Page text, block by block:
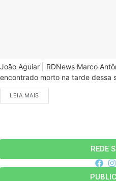
João Aguiar | RDNews Marco
encontrado morto na tarde dessa
LEIA MAIS
REDE